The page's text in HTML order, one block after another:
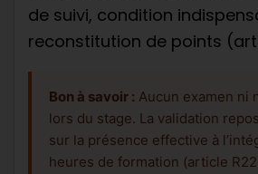
de suivi, condition
reconstitution de points
Bon à savoir : Aucun examen ni
lors du stage. La validation
sur la présence effective à
heures de formation (article